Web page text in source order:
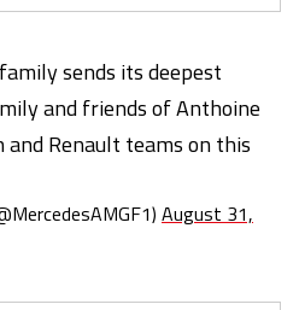
sends its deepest
and friends of Anthoine
and Renault teams on this
August 31,